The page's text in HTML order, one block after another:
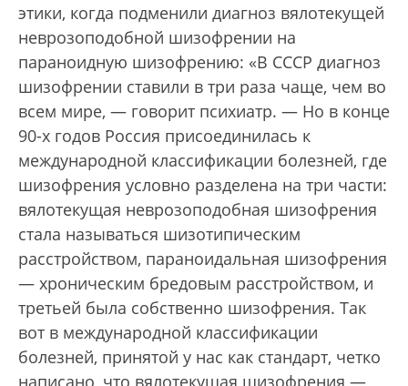
этики, когда подменили диагноз вялотекущей
неврозоподобной шизофрении на
параноидную шизофрению: «В СССР диагноз
шизофрении ставили в три раза чаще, чем во
всем мире, — говорит психиатр. — Но в конце
90-х годов Россия присоединилась к
международной классификации болезней, где
шизофрения условно разделена на три части:
вялотекущая неврозоподобная шизофрения
стала называться шизотипическим
расстройством, параноидальная шизофрения
— хроническим бредовым расстройством, и
третьей была собственно шизофрения. Так
вот в международной классификации
болезней, принятой у нас как стандарт, четко
написано, что вялотекущая шизофрения —